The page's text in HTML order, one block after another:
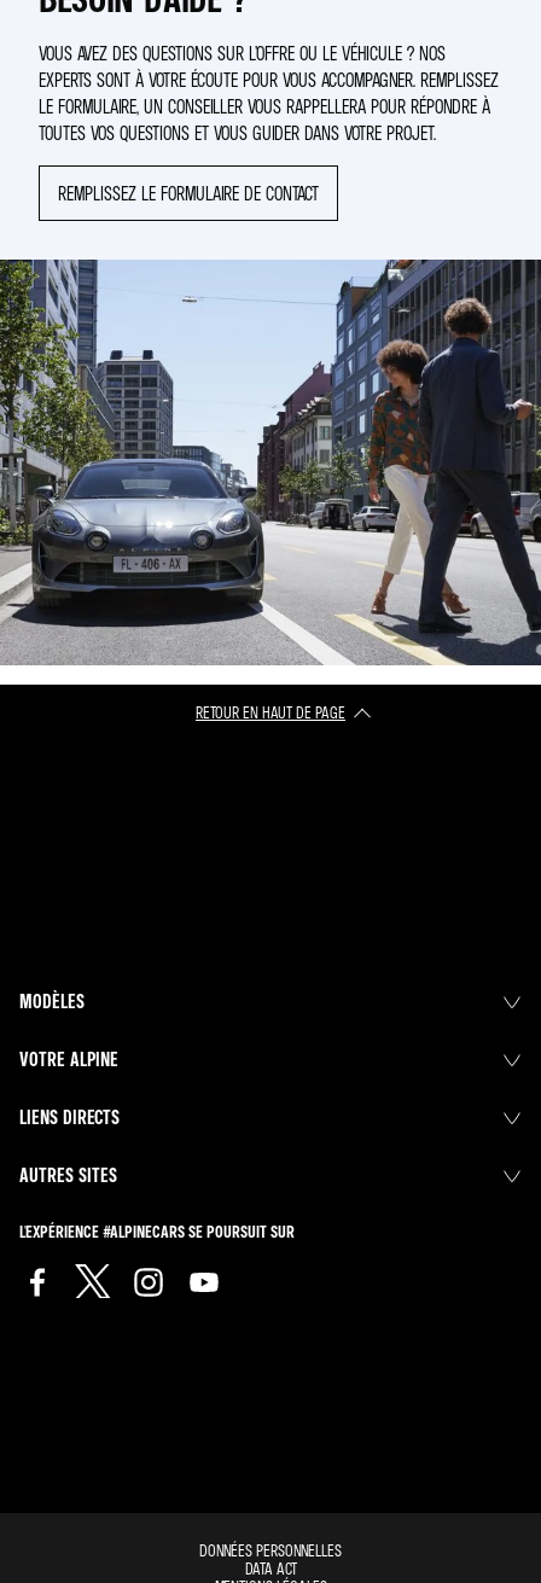
VOUS AVEZ DES QUESTIONS SUR L’OFFRE OU LE VÉHICULE ? NOS
EXPERTS SONT À VOTRE ÉCOUTE POUR VOUS ACCOMPAGNER. REMPLISSEZ
LE FORMULAIRE, UN CONSEILLER VOUS RAPPELLERA POUR RÉPONDRE À
TOUTES VOS QUESTIONS ET VOUS GUIDER DANS VOTRE PROJET.
REMPLISSEZ LE FORMULAIRE DE CONTACT
RETOUR EN HAUT DE PAGE​
MODÈLES
VOTRE ALPINE
LIENS DIRECTS
AUTRES SITES
L'EXPÉRIENCE #ALPINECARS SE POURSUIT SUR
DONNÉES PERSONNELLES
DATA ACT